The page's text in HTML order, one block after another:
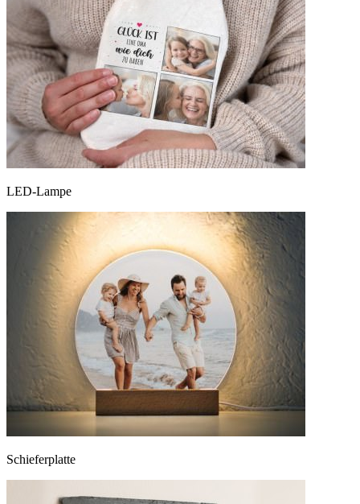
LED-Lampe
Schieferplatte